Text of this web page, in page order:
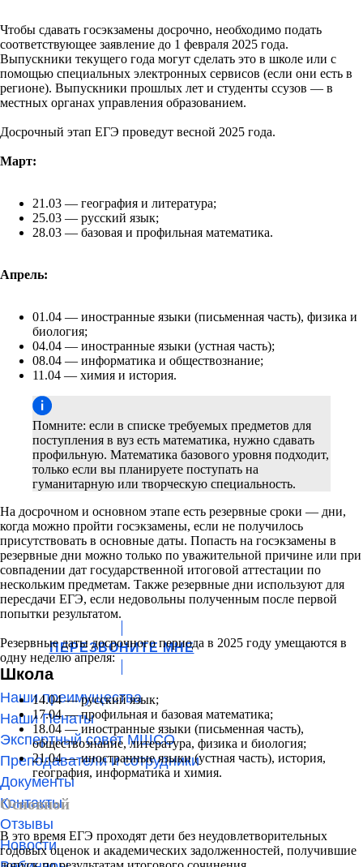
ПЕРЕЗВОНИТЕ МНЕ
Школа
Наши преимущества
Наши Пенаты
Экспертный совет МШСО
Преподаватели и сотрудники
Документы
Контакты
Отзывы
Новости
Чтобы сдавать госэкзамены досрочно, необходимо подать
соответствующее заявление до 1 февраля 2025 года.
Выпускники текущего года могут сделать это в школе или с
помощью специальных электронных сервисов (если они есть в
регионе). Выпускники прошлых лет и студенты ссузов — в
местных органах управления образованием.
Досрочный этап ЕГЭ проведут весной 2025 года.
Март:
21.03 — география и литература;
25.03 — русский язык;
28.03 — базовая и профильная математика.
Апрель:
01.04 — иностранные языки (письменная часть), физика и
биология;
04.04 — иностранные языки (устная часть);
08.04 — информатика и обществознание;
11.04 — химия и история.
Помните: если в списке требуемых предметов для
поступления в вуз есть математика, нужно сдавать
профильную. Математика базового уровня подходит,
только если вы планируете поступать на
гуманитарную или творческую специальность.
На досрочном и основном этапе есть резервные сроки — дни,
когда можно пройти госэкзамены, если не получилось
присутствовать в основные даты. Попасть на госэкзамены в
резервные дни можно только по уважительной причине или при
совпадении дат государственной итоговой аттестации по
нескольким предметам. Также резервные дни используют для
пересдачи ЕГЭ, если недовольны полученным после первой
попытки результатом.
Резервные даты досрочного периода в 2025 году умещаются в
одну неделю апреля:
14.04 — русский язык;
17.04 — профильная и базовая математика;
18.04 — иностранные языки (письменная часть),
обществознание, литература, физика и биология;
21.04 — иностранные языки (устная часть), история,
география, информатика и химия.
Основной
В это время ЕГЭ проходят дети без неудовлетворительных
годовых оценок и академических задолженностей, получившие